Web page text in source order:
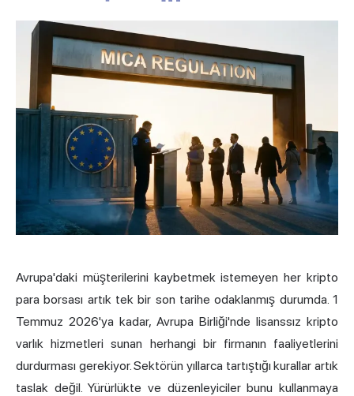
Avrupa'daki müşterilerini kaybetmek istemeyen her kripto
para borsası artık tek bir son tarihe odaklanmış durumda. 1
Temmuz 2026'ya kadar, Avrupa Birliği'nde lisanssız kripto
varlık hizmetleri sunan herhangi bir firmanın faaliyetlerini
durdurması gerekiyor. Sektörün yıllarca tartıştığı kurallar artık
taslak değil. Yürürlükte ve düzenleyiciler bunu kullanmaya